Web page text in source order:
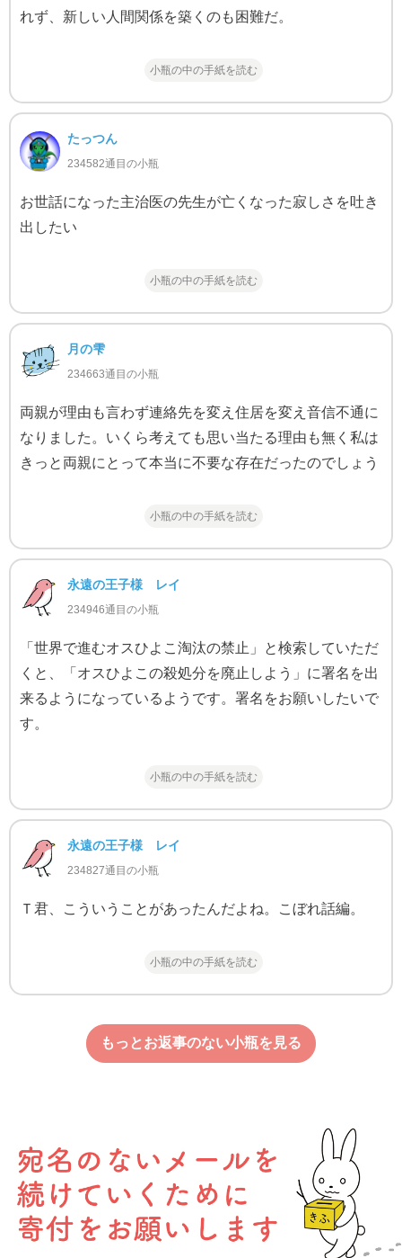
れず、新しい人間関係を築くのも困難だ。
小瓶の中の手紙を読む
たっつん
234582通目の小瓶
お世話になった主治医の先生が亡くなった寂しさを吐き
出したい
小瓶の中の手紙を読む
月の雫
234663通目の小瓶
両親が理由も言わず連絡先を変え住居を変え音信不通に
なりました。いくら考えても思い当たる理由も無く私は
きっと両親にとって本当に不要な存在だったのでしょう
小瓶の中の手紙を読む
永遠の王子様 レイ
234946通目の小瓶
「世界で進むオスひよこ淘汰の禁止」と検索していただ
くと、「オスひよこの殺処分を廃止しよう」に署名を出
来るようになっているようです。署名をお願いしたいで
す。
小瓶の中の手紙を読む
永遠の王子様 レイ
234827通目の小瓶
Ｔ君、こういうことがあったんだよね。こぼれ話編。
小瓶の中の手紙を読む
もっとお返事のない小瓶を見る